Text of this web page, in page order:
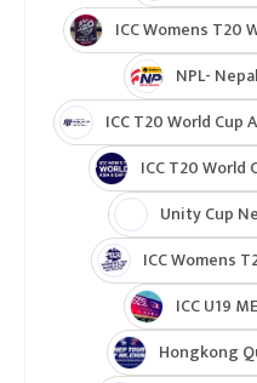
ICC Womens T20
NPL-
ICC T20 World Cup
ICC T20 World
Unity Cup
ICC Womens
ICC U19
Hongkong